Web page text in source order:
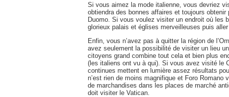
Si vous aimez la mode italienne, vous devriez
obtiendra des bonnes affaires et toujours
Duomo. Si vous voulez visiter un endroit où les
glorieux palais et églises merveilleuses puis aller
Enfin, vous n’avez pas à quitter la région de
avez seulement la possibilité de visiter un lieu
citoyens grand combine tout cela et bien plus
(les italiens ont vu à qui). Si vous avez visité le
continues mettent en lumière assez résultats
n’est rien de moins magnifique et Foro
de marchandises dans les places de marché
doit visiter le Vatican.